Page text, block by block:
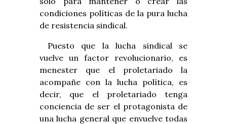
condiciones políticas de la pura lucha
de resistencia sindical.
Puesto que la lucha sindical se
vuelve un factor revolucionario, es
menester que el proletariado la
acompañe con la lucha política, es
decir, que el proletariado tenga
conciencia de ser el protagonista de
una lucha general que envuelve todas